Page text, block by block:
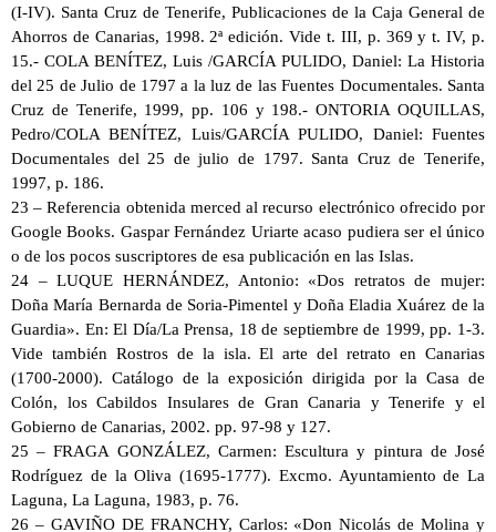
(I-IV). Santa Cruz de Tenerife, Publicaciones de la Caja General de
Ahorros de Canarias, 1998. 2ª edición. Vide t. III, p. 369 y t. IV, p.
15.- COLA BENÍTEZ, Luis /GARCÍA PULIDO, Daniel: La Historia
del 25 de Julio de 1797 a la luz de las Fuentes Documentales. Santa
Cruz de Tenerife, 1999, pp. 106 y 198.- ONTORIA OQUILLAS,
Pedro/COLA BENÍTEZ, Luis/GARCÍA PULIDO, Daniel: Fuentes
Documentales del 25 de julio de 1797. Santa Cruz de Tenerife,
1997, p. 186.
23 – Referencia obtenida merced al recurso electrónico ofrecido por
Google Books. Gaspar Fernández Uriarte acaso pudiera ser el único
o de los pocos suscriptores de esa publicación en las Islas.
24 – LUQUE HERNÁNDEZ, Antonio: «Dos retratos de mujer:
Doña María Bernarda de Soria-Pimentel y Doña Eladia Xuárez de la
Guardia». En: El Día/La Prensa, 18 de septiembre de 1999, pp. 1-3.
Vide también Rostros de la isla. El arte del retrato en Canarias
(1700-2000). Catálogo de la exposición dirigida por la Casa de
Colón, los Cabildos Insulares de Gran Canaria y Tenerife y el
Gobierno de Canarias, 2002. pp. 97-98 y 127.
25 – FRAGA GONZÁLEZ, Carmen: Escultura y pintura de José
Rodríguez de la Oliva (1695-1777). Excmo. Ayuntamiento de La
Laguna, La Laguna, 1983, p. 76.
26 – GAVIÑO DE FRANCHY, Carlos: «Don Nicolás de Molina y